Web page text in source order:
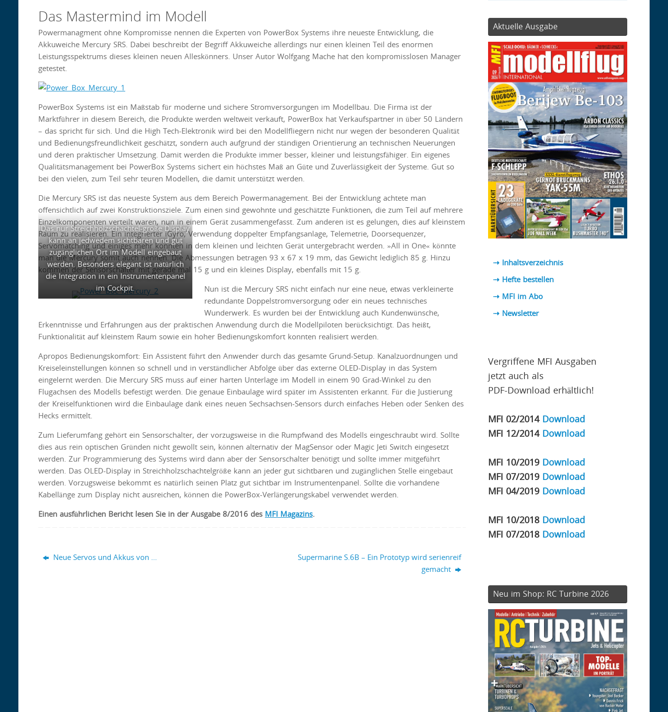
Das Mastermind im Modell
Powermanagment ohne Kompromisse nennen die Experten von PowerBox Systems ihre neueste Entwicklung, die
Akkuweiche Mercury SRS. Dabei beschreibt der Begriff Akkuweiche allerdings nur einen kleinen Teil des enormen
Leistungsspektrums dieses kleinen neuen Alleskönners. Unser Autor Wolfgang Mache hat den kompromisslosen Manager
getestet.
PowerBox Systems ist ein Maßstab für moderne und sichere Stromversorgungen im Modellbau. Die Firma ist der
Marktführer in diesem Bereich, die Produkte werden weltweit verkauft, PowerBox hat Verkaufspartner in über 50 Ländern
– das spricht für sich. Und die High Tech-Elektronik wird bei den Modellfliegern nicht nur wegen der besonderen Qualität
und Bedienungsfreundlichkeit geschätzt, sondern auch aufgrund der ständigen Orientierung an technischen Neuerungen
und deren praktischer Umsetzung. Damit werden die Produkte immer besser, kleiner und leistungsfähiger. Ein eigenes
Qualitätsmanagement bei PowerBox Systems sichert ein höchstes Maß an Güte und Zuverlässigkeit der Systeme. Gut so
bei den vielen, zum Teil sehr teuren Modellen, die damit unterstützt werden.
Die Mercury SRS ist das neueste System aus dem Bereich Powermanagement. Bei der Entwicklung achtete man
offensichtlich auf zwei Konstruktionsziele. Zum einen sind gewohnte und geschätzte Funktionen, die zum Teil auf mehrere
Einzelkomponenten verteilt waren, nun in einem Gerät zusammengefasst. Zum anderen ist es gelungen, dies auf kleinstem
Raum zu realisieren. Ein integrierter iGyro, Verwendung doppelter Empfangsanlage, Telemetrie, Doorsequenzer,
Servomatching und einiges mehr konnten in dem kleinen und leichten Gerät untergebracht werden. »All in One« könnte
man die Mercury somit auch nennen. Die Abmessungen betragen 93 x 67 x 19 mm, das Gewicht lediglich 85 g. Hinzu
kommen der Sensorschalter mit gerade mal 15 g und ein kleines Display, ebenfalls mit 15 g.
Das nur Streichholzschachtel-große Display
kann an jedwedem sichtbaren und gut
zugänglichen Ort im Modell eingebaut
werden. Besonders elegant ist natürlich
die Integration in ein Instrumentenpanel
im Cockpit.
Nun ist die Mercury SRS nicht einfach nur eine neue, etwas verkleinerte
redundante Doppelstromversorgung oder ein neues technisches
Wunderwerk. Es wurden bei der Entwicklung auch Kundenwünsche,
Erkenntnisse und Erfahrungen aus der praktischen Anwendung durch die Modellpiloten berücksichtigt. Das heißt,
Funktionalität auf kleinstem Raum sowie ein hoher Bedienungskomfort konnten realisiert werden.
Apropos Bedienungskomfort: Ein Assistent führt den Anwender durch das gesamte Grund-Setup. Kanalzuordnungen und
Kreiseleinstellungen können so schnell und in verständlicher Abfolge über das externe OLED-Display in das System
eingelernt werden. Die Mercury SRS muss auf einer harten Unterlage im Modell in einem 90 Grad-Winkel zu den
Flugachsen des Modells befestigt werden. Die genaue Einbaulage wird später im Assistenten erkannt. Für die Justierung
der Kreiselfunktionen wird die Einbaulage dank eines neuen Sechsachsen-Sensors durch einfaches Heben oder Senken des
Hecks ermittelt.
Zum Lieferumfang gehört ein Sensorschalter, der vorzugsweise in die Rumpfwand des Modells eingeschraubt wird. Sollte
dies aus rein optischen Gründen nicht gewollt sein, können alternativ der MagSensor oder Magic Jeti Switch eingesetzt
werden. Zur Programmierung des Systems wird dann aber der Sensorschalter benötigt und sollte immer mitgeführt
werden. Das OLED-Display in Streichholzschachtelgröße kann an jeder gut sichtbaren und zugänglichen Stelle eingebaut
werden. Vorzugsweise bekommt es natürlich seinen Platz gut sichtbar im Instrumentenpanel. Sollte die vorhandene
Kabellänge zum Display nicht ausreichen, können die PowerBox-Verlängerungskabel verwendet werden.
Einen ausführlichen Bericht lesen Sie in der Ausgabe 8/2016 des MFI Magazins.
Neue Servos und Akkus von …
Supermarine S.6B – Ein Prototyp wird serienreif
gemacht
Aktuelle Ausgabe
⇢ Inhaltsverzeichnis
⇢ Hefte bestellen
⇢ MFI im Abo
⇢ Newsletter
Vergriffene MFI Ausgaben
jetzt auch als
PDF-Download erhältlich!
MFI 02/2014 Download
MFI 12/2014 Download
MFI 10/2019 Download
MFI 07/2019 Download
MFI 04/2019 Download
MFI 10/2018 Download
MFI 07/2018 Download
Neu im Shop: RC Turbine 2026